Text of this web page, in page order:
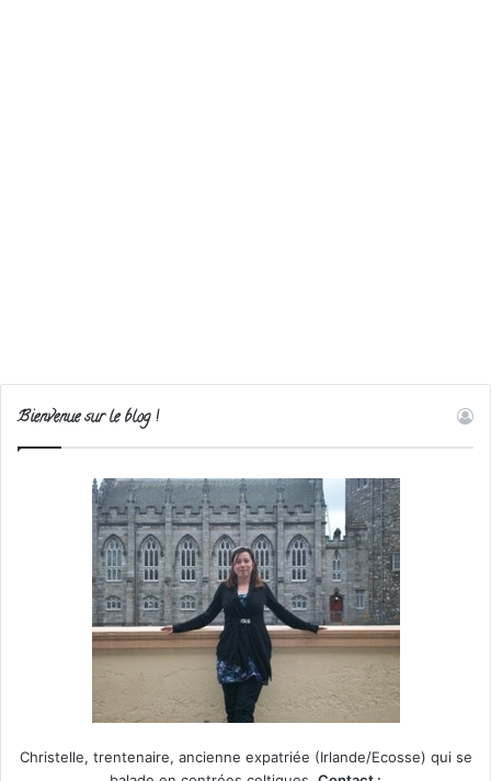
Bienvenue sur le blog !
Christelle, trentenaire, ancienne expatriée (Irlande/Ecosse) qui se